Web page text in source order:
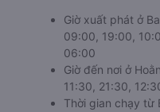
Giờ xuất phát ở
09:00, 19:00,
06:00
Giờ đến nơi ở
11:30, 21:30,
Thời gian chạy từ